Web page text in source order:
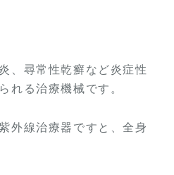
、尋常性乾癬など炎症性
れる治療機械です。
外線治療器ですと、全身